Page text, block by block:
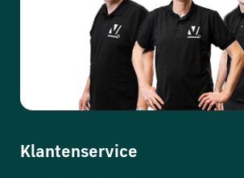
Klantenservice